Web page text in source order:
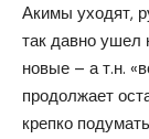
Акимы уходят,
так давно ушел
новые – а т.н.
продолжает
крепко